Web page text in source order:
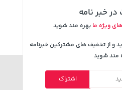
607,800 تومان
659,900
خبر نامه
ویژه ما بهره مند شوید
و از تخفیف های مشترکین خبرنامه
مند شوید
اشتراک